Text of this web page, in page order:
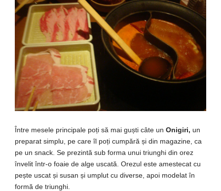
Între mesele principale poți să mai guști câte un Onigiri, un
preparat simplu, pe care îl poți cumpără și din magazine, ca
pe un snack. Se prezintă sub forma unui triunghi din orez
învelit într-o foaie de alge uscată. Orezul este amestecat cu
pește uscat și susan și umplut cu diverse, apoi modelat în
formă de triunghi.